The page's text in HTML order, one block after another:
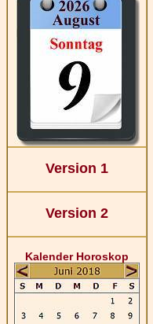
Version 1
Version 2
Kalender Horoskop